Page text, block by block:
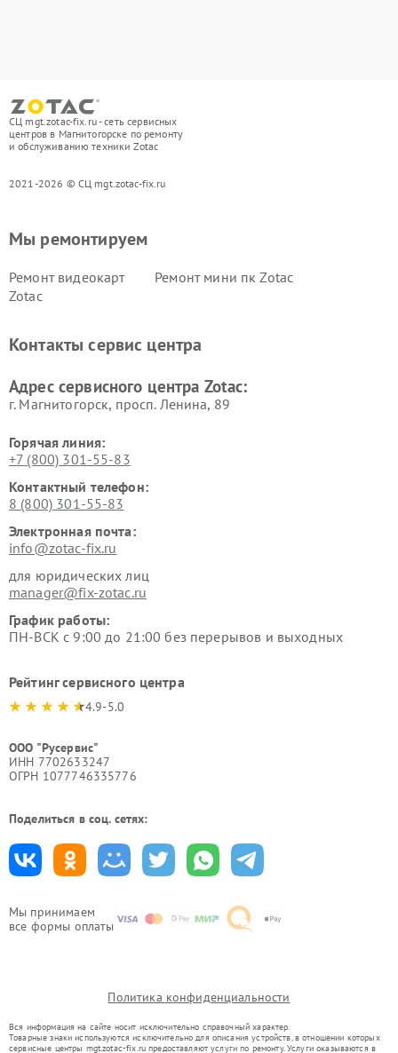
СЦ mgt.zotac-fix.ru - сеть сервисных
центров в Магнитогорске по ремонту
и обслуживанию техники Zotac
2021-2026 © СЦ mgt.zotac-fix.ru
Мы принимаем
все формы оплаты
Мы ремонтируем
Ремонт видеокарт
Zotac
Ремонт мини пк Zotac
Контакты сервис центра
Адрес сервисного центра Zotac:
г. Магнитогорск, просп. Ленина, 89
Горячая линия:
+7 (800) 301-55-83
Контактный телефон:
8 (800) 301-55-83
Электронная почта:
info@zotac-fix.ru
для юридических лиц
manager@fix-zotac.ru
График работы:
ПН-ВСК с 9:00 до 21:00 без перерывов и выходных
Рейтинг сервисного центра
4.9-5.0
ООО "Русервис"
ИНН 7702633247
ОГРН 1077746335776
Поделиться в соц. сетях:
Политика конфиденциальности
Вся информация на сайте носит исключительно справочный характер.
Товарные знаки используются исключительно для описания устройств, в отношении которых
сервисные центры mgt.zotac-fix.ru предоставляют услуги по ремонту. Услуги оказываются в